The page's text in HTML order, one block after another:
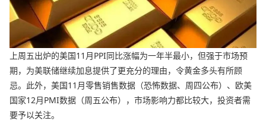
上周五出炉的美国11月PPI同比涨幅为一年半最小，但强于市场预
期，为美联储继续加息提供了更充分的理由，令黄金多头有所顾
忌。此外，美国11月零售销售数据（恐怖数据、周四公布）、欧美
国家12月PMI数据（周五公布），市场影响力都比较大，投资者需
要予以关注。